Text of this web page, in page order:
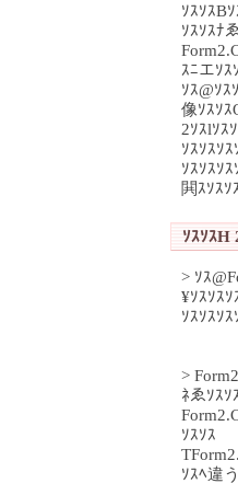
ｿｽｿｽB
ｿｽｿｽﾅ
ｽﾆエｿｽ
ｿｽ@ｿｽ
像ｿｽｿｽ
2ｿｽlｿｽ
ｿｽｿｽｿ
ｿｽｿｽｿ
閧ｽｿｽｿ
ｿｽｿｽH
> ｿｽ
¥ｿｽｿｽｿ
ｿｽｿｽｿ
>
ﾈゑｿｽｿ
ｿｽｿｽ
ｿｽﾍ違